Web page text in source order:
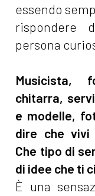
essendo
rispondere
persona
Musicista,
chitarra,
e modelle,
dire che vivi
Che tipo di
di idee che ti
È una